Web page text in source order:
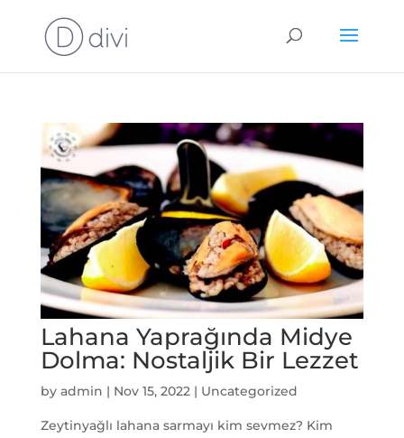
Lahana Yaprağında Midye
Dolma: Nostaljik Bir Lezzet
by admin | Nov 15, 2022 | Uncategorized
Zeytinyağlı lahana sarmayı kim sevmez? Kim